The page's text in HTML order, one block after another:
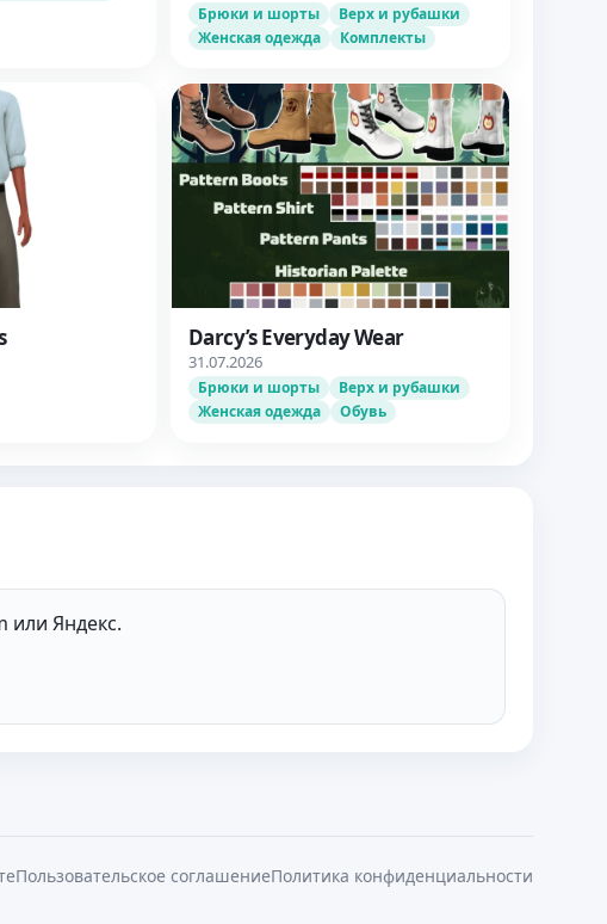
Брюки и шорты
Верх и рубашки
Женская одежда
Комплекты
Darcy’s Everyday Wear
31.07.2026
Брюки и шорты
Верх и рубашки
Женская одежда
Обувь
или Яндекс.
Пользовательское соглашениеПолитика конфиденциальности